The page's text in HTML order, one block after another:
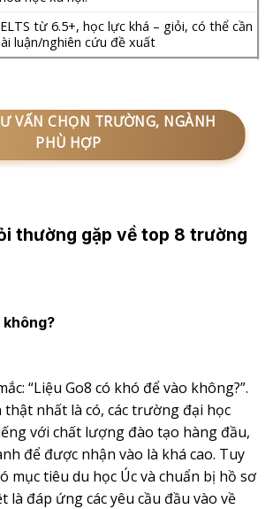
từ 6.5+, học lực khá – giỏi, có thể cần
luận/nghiên cứu đề xuất
VẤN CHỌN TRƯỜNG, NGÀNH
PHÙ HỢP
thường gặp về top 8 trường
không?
“Liệu Go8 có khó để vào không?”.
nhất là có, các trường đại học
với chất lượng đào tạo hàng đầu,
để được nhận vào là khá cao. Tuy
mục tiêu du học Úc và chuẩn bị hồ sơ
là đáp ứng các yêu cầu đầu vào về